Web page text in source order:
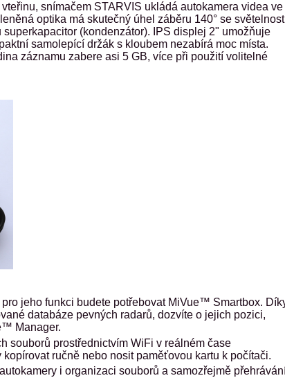
snímačem STARVIS ukládá autokamera videa ve
optika má skutečný úhel záběru 140° se
(kondenzátor). IPS displej 2" umožňuje
samolepící držák s kloubem nezabírá moc místa.
záznamu zabere asi 5 GB, více při použití volitelné
jeho funkci budete potřebovat MiVue™ Smartbox.
databáze pevných radarů, dozvíte o jejich pozici,
Manager.
souborů prostřednictvím WiFi v reálném čase
ručně nebo nosit paměťovou kartu k počítači.
i organizaci souborů a samozřejmě